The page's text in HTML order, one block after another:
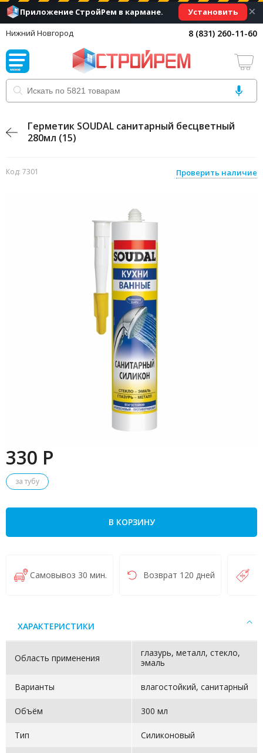
Приложение СтройРем в кармане. Установить ×
Нижний Новгород 8 (831) 260-11-60
Герметик SOUDAL санитарный бесцветный
280мл (15)
Код: 7301 Проверить наличие
330 P
за тубу
В КОРЗИНУ
Самовывоз 30 мин. Возврат 120 дней
ХАРАКТЕРИСТИКИ
Область применения
глазурь, металл, стекло,
эмаль
Варианты влагостойкий, санитарный
Объём 300 мл
Тип Силиконовый